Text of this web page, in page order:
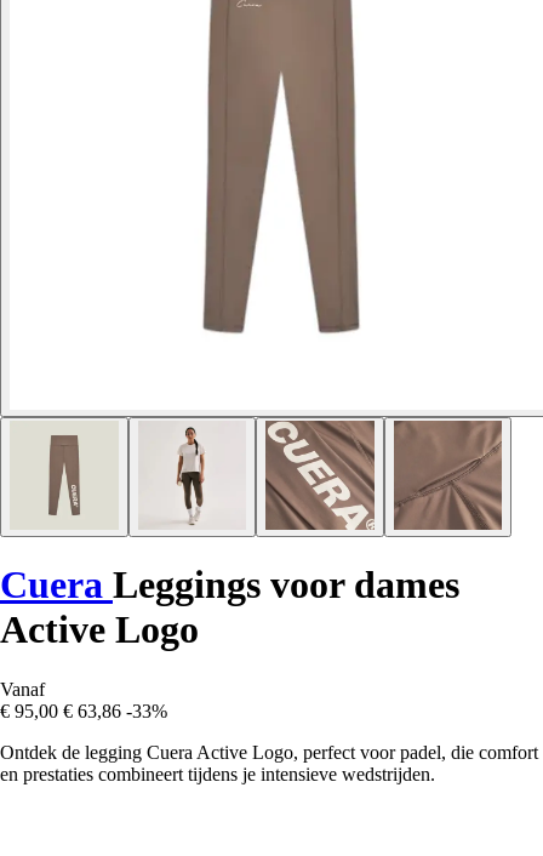
Cuera Leggings voor dames
Active Logo
Vanaf
€ 95,00 € 63,86 -33%
Ontdek de legging Cuera Active Logo, perfect voor padel, die comfort
en prestaties combineert tijdens je intensieve wedstrijden.